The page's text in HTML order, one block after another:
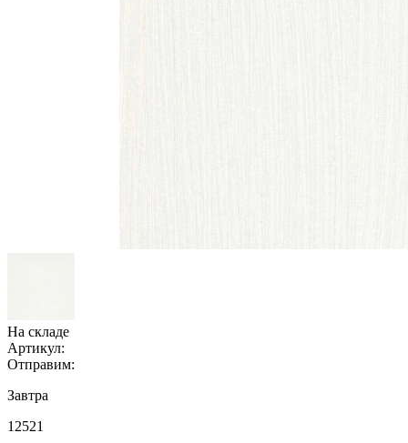
На складе
Артикул:
Отправим:
Завтра
12521